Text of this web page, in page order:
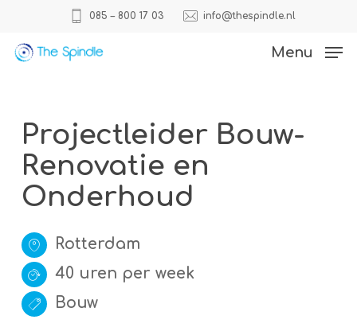
main
085 – 800 17 03 info@thespindle.nl
Menu
Projectleider Bouw-
Renovatie en
Onderhoud
Rotterdam
40 uren per week
Bouw
Close